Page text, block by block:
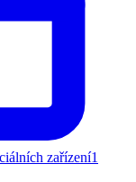
zařízení1